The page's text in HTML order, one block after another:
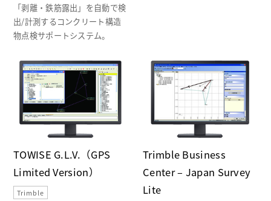
「剥離・鉄筋露出」を自動で検
出/計測するコンクリート構造
物点検サポートシステム。
TOWISE G.L.V.（GPS
Limited Version）
Trimble
Trimble Business
Center – Japan Survey
Lite